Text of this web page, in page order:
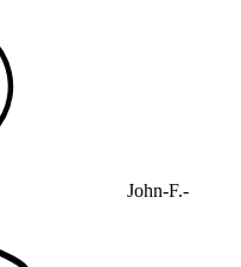
John-F.-